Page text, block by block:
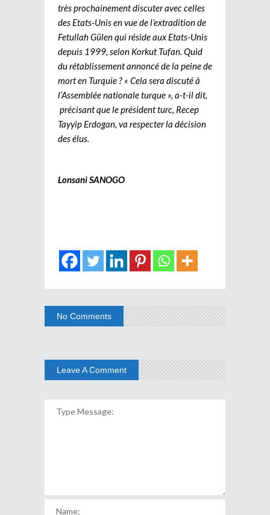
très prochainement discuter avec celles
des Etats-Unis en vue de l’extradition de
Fetullah Gülen qui réside aux Etats-Unis
depuis 1999, selon Korkut Tufan. Quid
du rétablissement annoncé de la peine de
mort en Turquie ? « Cela sera discuté à
l’Assemblée nationale turque », a-t-il dit,
précisant que le président turc, Recep
Tayyip Erdogan, va respecter la décision
des élus.
Lonsani SANOGO
No Comments
Leave A Comment